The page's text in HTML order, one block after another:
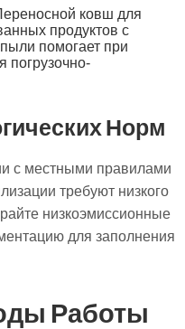
ковш для
продуктов с
помогает при
погрузочно-
Норм
с местными правилами
требуют низкого
низкоэмиссионные
для заполнения
Работы